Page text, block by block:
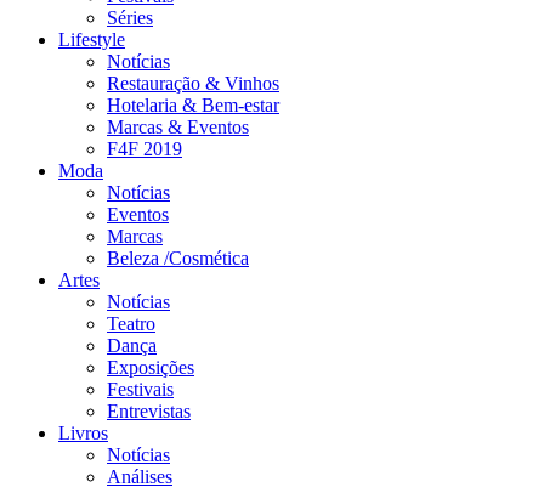
Séries
Lifestyle
Notícias
Restauração & Vinhos
Hotelaria & Bem-estar
Marcas & Eventos
F4F 2019
Moda
Notícias
Eventos
Marcas
Beleza /Cosmética
Artes
Notícias
Teatro
Dança
Exposições
Festivais
Entrevistas
Livros
Notícias
Análises